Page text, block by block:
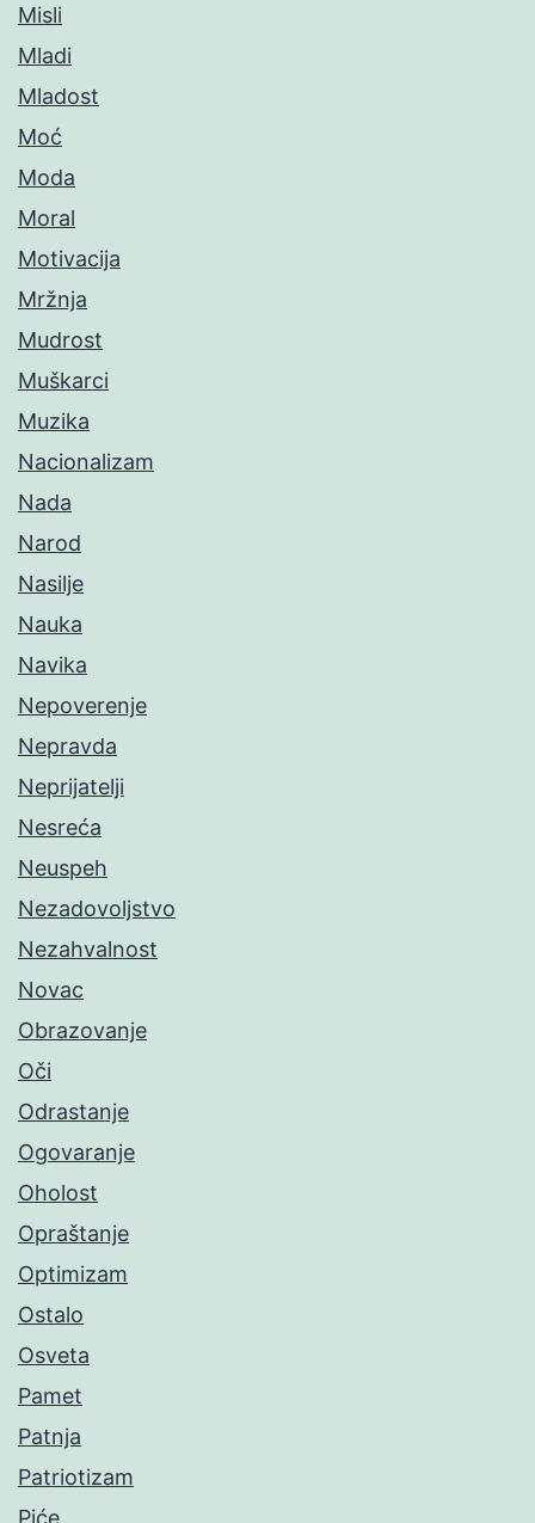
Misli
Mladi
Mladost
Moć
Moda
Moral
Motivacija
Mržnja
Mudrost
Muškarci
Muzika
Nacionalizam
Nada
Narod
Nasilje
Nauka
Navika
Nepoverenje
Nepravda
Neprijatelji
Nesreća
Neuspeh
Nezadovoljstvo
Nezahvalnost
Novac
Obrazovanje
Oči
Odrastanje
Ogovaranje
Oholost
Opraštanje
Optimizam
Ostalo
Osveta
Pamet
Patnja
Patriotizam